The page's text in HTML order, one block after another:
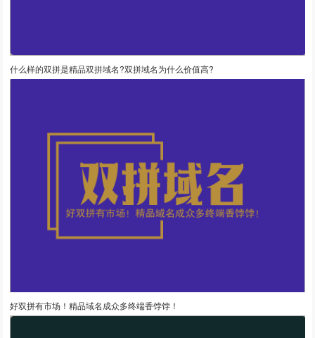
什么样的双拼是精品双拼域名?双拼域名为什么价值高?
好双拼有市场！精品域名成众多终端香饽饽！